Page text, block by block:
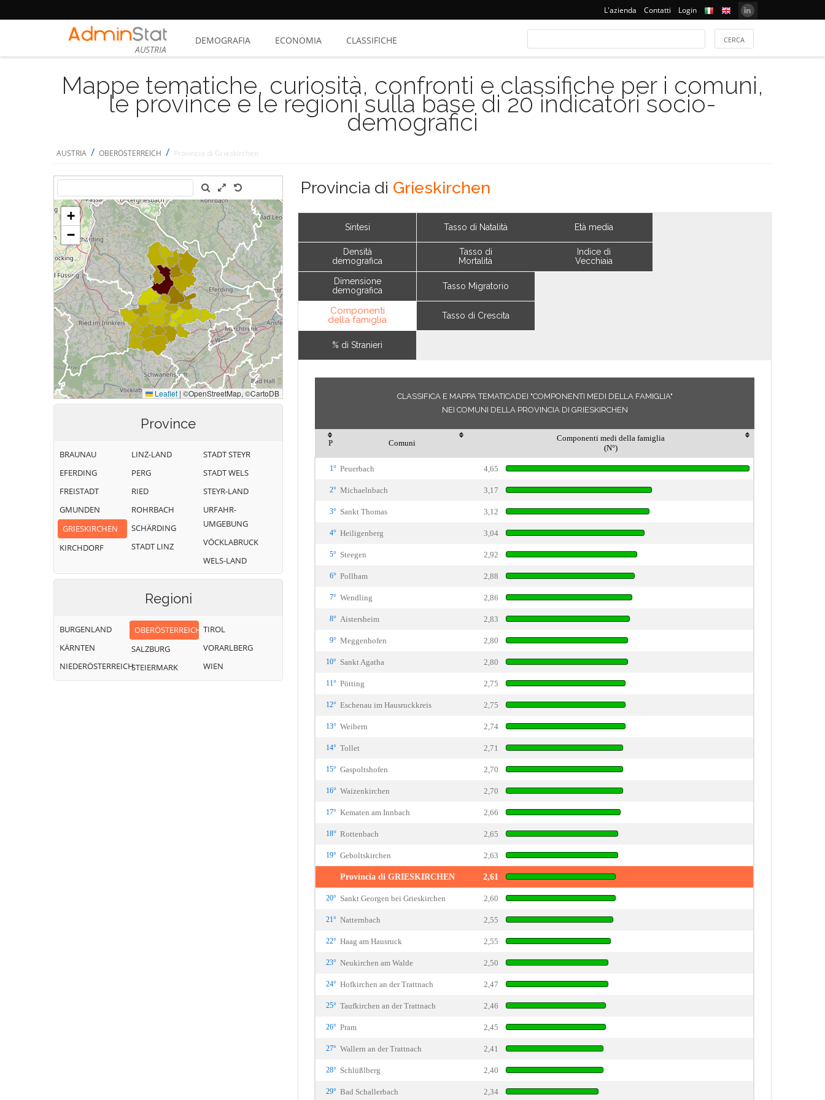
L'azienda Contatti Login
AUSTRIA
DEMOGRAFIA ECONOMIA CLASSIFICHE
Mappe tematiche, curiosità, confronti e classifiche per i comuni,
le province e le regioni sulla base di 20 indicatori socio-
demografici
AUSTRIA / OBERÖSTERREICH / Provincia di Grieskirchen
Province
BRAUNAU
EFERDING
FREISTADT
GMUNDEN
GRIESKIRCHEN
KIRCHDORF
LINZ-LAND
PERG
RIED
ROHRBACH
SCHÄRDING
STADT LINZ
STADT STEYR
STADT WELS
STEYR-LAND
URFAHR-
UMGEBUNG
VÖCKLABRUCK
WELS-LAND
Regioni
BURGENLAND
KÄRNTEN
NIEDERÖSTERREICH
OBERÖSTERREICH
SALZBURG
STEIERMARK
TIROL
VORARLBERG
WIEN
Provincia di Grieskirchen
Sintesi
Densità
demografica
Dimensione
demografica
Componenti
della famiglia
% di Stranieri
Tasso di Natalità
Tasso di
Mortalità
Tasso Migratorio
Tasso di Crescita
Età media
Indice di
Vecchiaia
CLASSIFICA E MAPPA TEMATICADEI "COMPONENTI MEDI DELLA FAMIGLIA"
NEI COMUNI DELLA PROVINCIA DI GRIESKIRCHEN
P Comuni
Componenti medi della famiglia
(N°)
1° Peuerbach 4,65
2° Michaelnbach 3,17
3° Sankt Thomas 3,12
4° Heiligenberg 3,04
5° Steegen 2,92
6° Pollham 2,88
7° Wendling 2,86
8° Aistersheim 2,83
9° Meggenhofen 2,80
10° Sankt Agatha 2,80
11° Pötting 2,75
12° Eschenau im Hausruckkreis 2,75
13° Weibern 2,74
14° Tollet 2,71
15° Gaspoltshofen 2,70
16° Waizenkirchen 2,70
17° Kematen am Innbach 2,66
18° Rottenbach 2,65
19° Geboltskirchen 2,63
Provincia di GRIESKIRCHEN 2,61
20° Sankt Georgen bei Grieskirchen 2,60
21° Natternbach 2,55
22° Haag am Hausruck 2,55
23° Neukirchen am Walde 2,50
24° Hofkirchen an der Trattnach 2,47
25° Taufkirchen an der Trattnach 2,46
26° Pram 2,45
27° Wallern an der Trattnach 2,41
28° Schlüßlberg 2,40
29° Bad Schallerbach 2,34